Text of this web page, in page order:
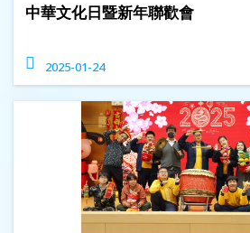
中華文化日暨新年聯歡會
2025-01-24